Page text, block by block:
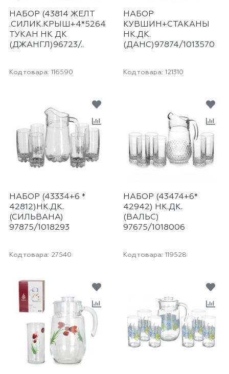
НАБОР (43814 ЖЕЛТ
.СИЛИК.КРЫШ+4*52645)28875
ТУКАН НК ДК
(ДЖАНГЛ)96723/..
НАБОР
КУВШИН+СТАКАНЫ
НК.ДК.
(ДАНС)97874/1013570
Код товара: 116590
НАБОР (43334+6 *
42812)НК.ДК.
(СИЛЬВАНА)
97875/1018293
Код товара: 121310
НАБОР (43474+6*
42942) НК.ДК.
(ВАЛЬС)
97675/1018006
Код товара: 27540 Код товара: 119528